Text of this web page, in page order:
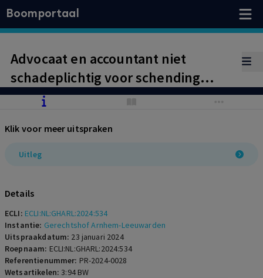
Boomportaal
Advocaat en accountant niet
schadeplichtig voor schending
zorgplicht cliënten
Klik voor meer uitspraken
Uitleg
Details
ECLI: ECLI:NL:GHARL:2024:534
Instantie: Gerechtshof Arnhem-Leeuwarden
Uitspraakdatum: 23 januari 2024
Roepnaam: ECLI:NL:GHARL:2024:534
Referentienummer: PR-2024-0028
Wetsartikelen:3:94 BW